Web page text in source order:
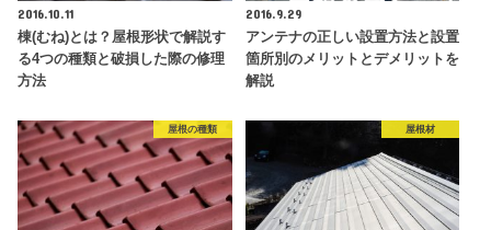
2016.10.11
棟(むね)とは？屋根形状で解説す
る4つの種類と破損した際の修理
方法
2016.9.29
アンテナの正しい設置方法と設置
箇所別のメリットとデメリットを
解説
屋根の種類 屋根材